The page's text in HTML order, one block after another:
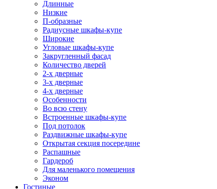
Длинные
Низкие
П-образные
Радиусные шкафы-купе
Широкие
Угловые шкафы-купе
Закругленный фасад
Количество дверей
2-х дверные
3-х дверные
4-х дверные
Особенности
Во всю стену
Встроенные шкафы-купе
Под потолок
Раздвижные шкафы-купе
Открытая секция посередине
Распашные
Гардероб
Для маленького помещения
Эконом
Гостиные